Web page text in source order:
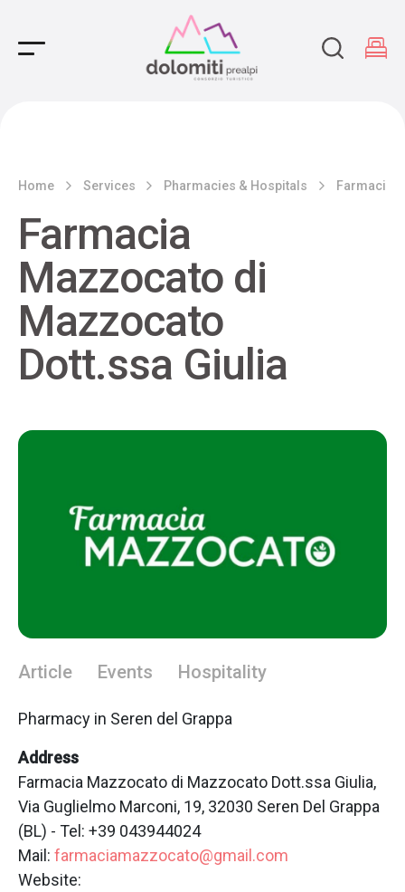
Main Navigation
Home Services Pharmacies & Hospitals Farmacia
Farmacia
Mazzocato di
Mazzocato
Dott.ssa Giulia
Article Events Hospitality
Pharmacy in Seren del Grappa
Address
Farmacia Mazzocato di Mazzocato Dott.ssa Giulia,
Via Guglielmo Marconi, 19, 32030 Seren Del Grappa
(BL) - Tel: +39 043944024
Mail: farmaciamazzocato@gmail.com
Website: